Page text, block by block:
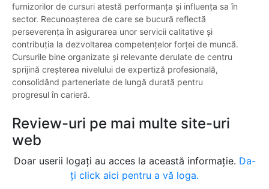
furnizorilor de cursuri atestă performanța și influența sa în
sector. Recunoașterea de care se bucură reflectă
perseverența în asigurarea unor servicii calitative și
contribuția la dezvoltarea competențelor forței de muncă.
Cursurile bine organizate și relevante derulate de centru
sprijină creșterea nivelului de expertiză profesională,
consolidând parteneriate de lungă durată pentru
progresul în carieră.
Review-uri pe mai multe site-uri
web
Doar userii logați au acces la această informație. Da-
ți click aici pentru a vă loga.